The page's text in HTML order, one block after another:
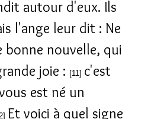
autour d'eux. Ils
l'ange leur dit : Ne
bonne nouvelle, qui
joie : [11] c'est
est né un
Et voici à quel signe